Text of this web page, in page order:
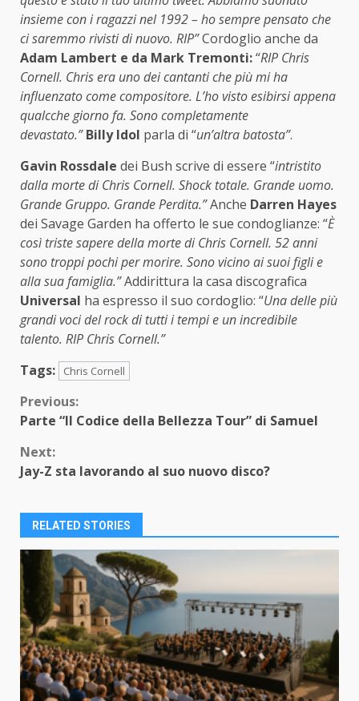
insieme con i ragazzi nel 1992 – ho sempre pensato che
ci saremmo rivisti di nuovo. RIP”Cordoglio anche da
Adam Lambert e da Mark Tremonti:“RIP Chris
Cornell. Chris era uno dei cantanti che più mi ha
influenzato come compositore. L’ho visto esibirsi appena
qualcche giorno fa. Sono completamente
devastato.” Billy Idol parla di “un’altra batosta”.
Gavin Rossdale dei Bush scrive di essere “intristito
dalla morte di Chris Cornell. Shock totale. Grande uomo.
Grande Gruppo. Grande Perdita.”Anche Darren Hayes
dei Savage Garden ha offerto le sue condoglianze: “È
così triste sapere della morte di Chris Cornell. 52 anni
sono troppi pochi per morire. Sono vicino ai suoi figli e
alla sua famiglia.”Addirittura la casa discografica
Universal ha espresso il suo cordoglio: “Una delle più
grandi voci del rock di tutti i tempi e un incredibile
talento. RIP Chris Cornell.”
Tags:
Chris Cornell
Continue
Previous:
Parte “Il Codice della Bellezza Tour” di Samuel
Next:
Jay-Z sta lavorando al suo nuovo disco?
RELATED STORIES